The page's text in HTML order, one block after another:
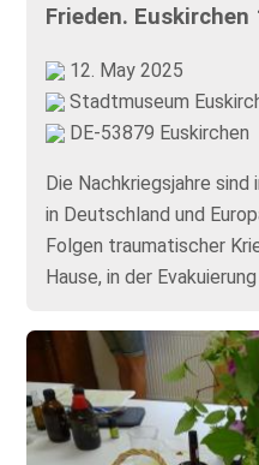
Frieden. Euskirchen
12. May 2025
Stadtmuseum
DE-53879 Euskirchen
Die Nachkriegsjahre sind
in Deutschland und
Folgen traumatischer
Hause, in der